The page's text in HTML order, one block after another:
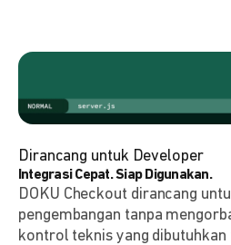
Dirancang untuk Developer
Integrasi Cepat. Siap Digunakan.
DOKU Checkout dirancang
pengembangan tanpa
kontrol teknis yang dibutuhkan